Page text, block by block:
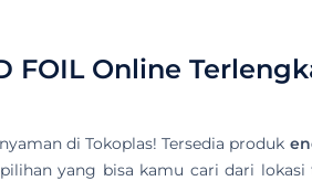
FOILOnline
di Tokoplas! Tersedia produk
yang bisa kamu cari dari